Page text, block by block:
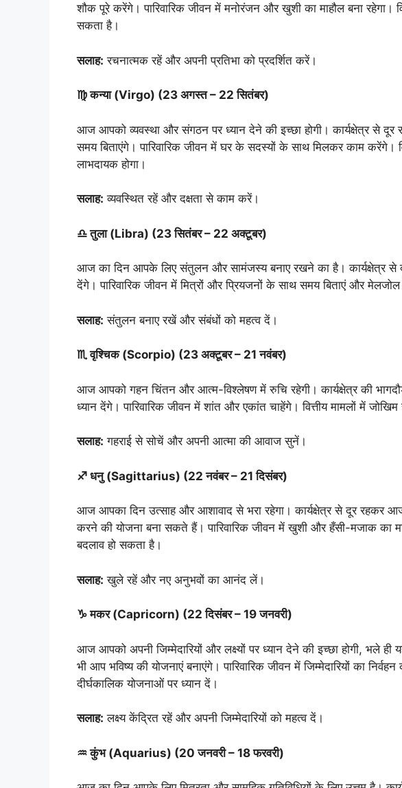
शौक पूरे करेंगे। पारिवारिक जीवन में मनोरंजन और खुशी का माहौल बना रहेगा।
सकता है।
सलाह: रचनात्मक रहें और अपनी प्रतिभा को प्रदर्शित करें।
♍ कन्या (Virgo) (23 अगस्त – 22 सितंबर)
आज आपको व्यवस्था और संगठन पर ध्यान देने की इच्छा होगी। कार्यक्षेत्र से
समय बिताएंगे। पारिवारिक जीवन में घर के सदस्यों के साथ मिलकर काम करेंगे।
लाभदायक होगा।
सलाह: व्यवस्थित रहें और दक्षता से काम करें।
♎ तुला (Libra) (23 सितंबर – 22 अक्टूबर)
आज का दिन आपके लिए संतुलन और सामंजस्य बनाए रखने का है। कार्यक्षेत्र
देंगे। पारिवारिक जीवन में मित्रों और प्रियजनों के साथ समय बिताएं और मेलजोल
सलाह: संतुलन बनाए रखें और संबंधों को महत्व दें।
♏ वृश्चिक (Scorpio) (23 अक्टूबर – 21 नवंबर)
आज आपको गहन चिंतन और आत्म-विश्लेषण में रुचि रहेगी। कार्यक्षेत्र की
ध्यान देंगे। पारिवारिक जीवन में शांत और एकांत चाहेंगे। वित्तीय मामलों में
सलाह: गहराई से सोचें और अपनी आत्मा की आवाज सुनें।
♐ धनु (Sagittarius) (22 नवंबर – 21 दिसंबर)
आज आपका दिन उत्साह और आशावाद से भरा रहेगा। कार्यक्षेत्र से दूर रहकर
करने की योजना बना सकते हैं। पारिवारिक जीवन में खुशी और हँसी-मजाक का
बदलाव हो सकता है।
सलाह: खुले रहें और नए अनुभवों का आनंद लें।
♑ मकर (Capricorn) (22 दिसंबर – 19 जनवरी)
आज आपको अपनी जिम्मेदारियों और लक्ष्यों पर ध्यान देने की इच्छा होगी, भले ही
भी आप भविष्य की योजनाएं बनाएंगे। पारिवारिक जीवन में जिम्मेदारियों का
दीर्घकालिक योजनाओं पर ध्यान दें।
सलाह: लक्ष्य केंद्रित रहें और अपनी जिम्मेदारियों को महत्व दें।
♒ कुंभ (Aquarius) (20 जनवरी – 18 फरवरी)